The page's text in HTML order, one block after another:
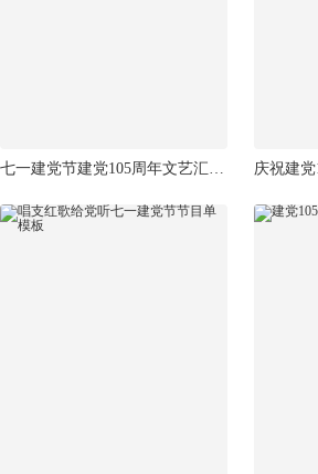
七一建党节建党105周年文艺汇演节目单